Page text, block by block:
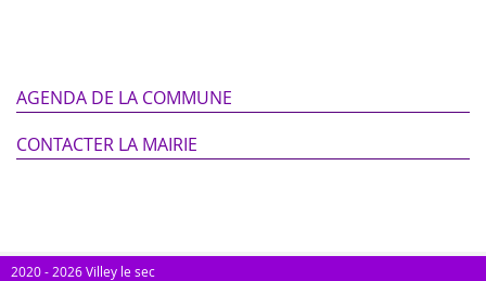
AGENDA DE LA COMMUNE
CONTACTER LA MAIRIE
2020 - 2026 Villey le sec